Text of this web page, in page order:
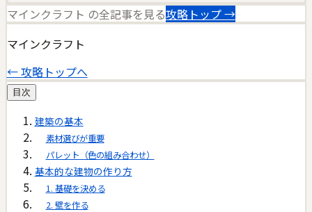
マインクラフト の全記事を見る攻略トップ →
マインクラフト
← 攻略トップへ
目次
建築の基本
素材選びが重要
パレット（色の組み合わせ）
基本的な建物の作り方
1. 基礎を決める
2. 壁を作る